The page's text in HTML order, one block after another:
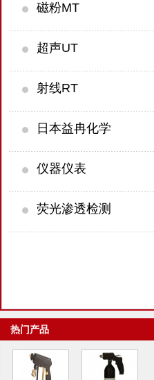
磁粉MT
超声UT
射线RT
日本益冉化学
仪器仪表
荧光渗透检测
热门产品